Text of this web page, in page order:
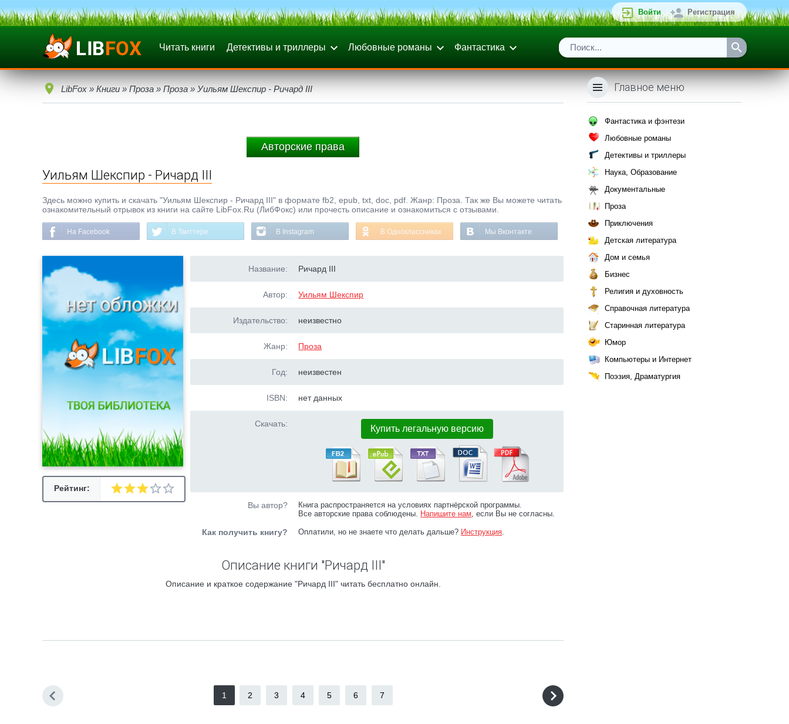
Войти Регистрация
Читать книги Детективы и триллеры Любовные романы Фантастика
LibFox » Книги » Проза » Проза » Уильям Шекспир - Ричард III
Авторские права
Уильям Шекспир - Ричард III
Здесь можно купить и скачать "Уильям Шекспир - Ричард III" в формате fb2, epub, txt, doc, pdf. Жанр: Проза. Так же Вы можете читать
ознакомительный отрывок из книги на сайте LibFox.Ru (ЛибФокс) или прочесть описание и ознакомиться с отзывами.
На Facebook В Твиттере В Instagram В Одноклассниках Мы Вконтакте
Рейтинг:
Название: Ричард III
Автор: Уильям Шекспир
Издательство: неизвестно
Жанр: Проза
Год: неизвестен
ISBN: нет данных
Скачать: Купить легальную версию
Вы автор?
Книга распространяется на условиях партнёрской программы.
Все авторские права соблюдены. Напишите нам, если Вы не согласны.
Как получить книгу? Оплатили, но не знаете что делать дальше? Инструкция.
Описание книги "Ричард III"
Описание и краткое содержание "Ричард III" читать бесплатно онлайн.
1 2 3 4 5 6 7
Главное меню
Фантастика и фэнтези
Любовные романы
Детективы и триллеры
Наука, Образование
Документальные
Проза
Приключения
Детская литература
Дом и семья
Бизнес
Религия и духовность
Справочная литература
Старинная литература
Юмор
Компьютеры и Интернет
Поэзия, Драматургия